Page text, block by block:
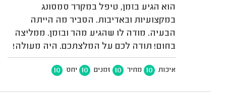
הוא הגיע בזמן, טיפל במקרר סמסונג
במקצועיות ובאדיבות. הסביר מה הייתה
הבעיה. מודה לו שהגיע מהר ובזמן. ממליצה
בחום! תודה לכם על המלצתכם. היה מעולה!
איכות 10 מחיר 10 זמנים 10 יחס 10